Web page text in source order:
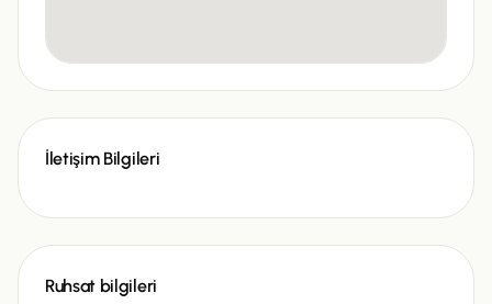
İletişim Bilgileri
Ruhsat bilgileri